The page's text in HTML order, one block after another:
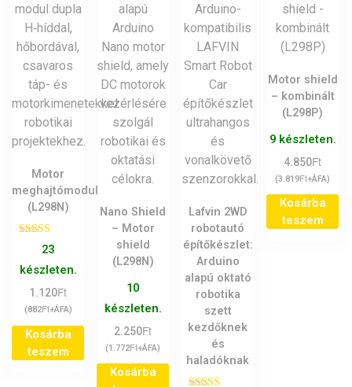
Motor
meghajtómodul
(L298N)
Értékelés:
5.00
/ 5
23
készleten.
1.120Ft
(882Ft+ÁFA)
Kosárba
teszem
Nano Shield
– Motor
shield
(L298N)
10
készleten.
2.250Ft
(1.772Ft+ÁFA)
Kosárba
Lafvin 2WD
robotautó
építőkészlet:
Arduino
alapú oktató
robotika
szett
kezdőknek
és
haladóknak
Motor shield
– kombinált
(L298P)
9 készleten.
4.850Ft
(3.819Ft+ÁFA)
Kosárba
teszem